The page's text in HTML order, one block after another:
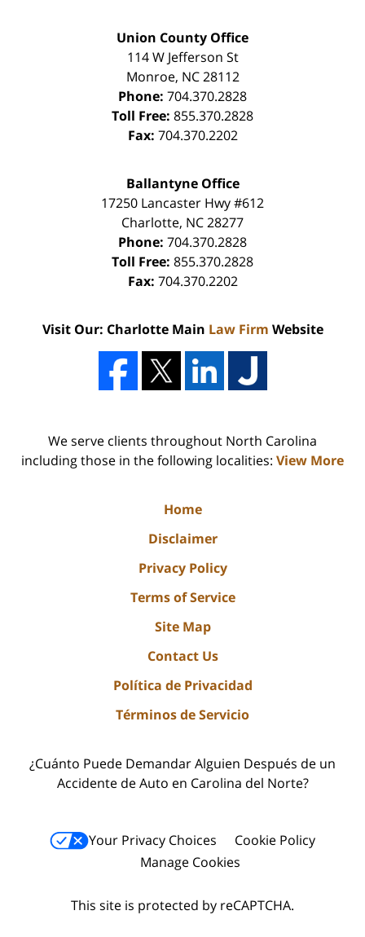
Union County Office
114 W Jefferson St
Monroe, NC 28112
Phone: 704.370.2828
Toll Free: 855.370.2828
Fax: 704.370.2202
Ballantyne Office
17250 Lancaster Hwy #612
Charlotte, NC28277
Phone: 704.370.2828
Toll Free: 855.370.2828
Fax: 704.370.2202
Visit Our: Charlotte Main Law Firm Website
We serve clients throughout North Carolina
including those in the following localities: View More
Home
Disclaimer
Privacy Policy
Terms of Service
Site Map
Contact Us
Política de Privacidad
Términos de Servicio
¿Cuánto Puede Demandar Alguien Después de un
Accidente de Auto en Carolina del Norte?
Your Privacy Choices
Cookie Policy
Manage Cookies
This site is protected by reCAPTCHA.